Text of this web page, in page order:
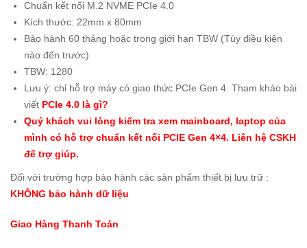
Chuẩn kết nối M.2 NVME PCIe 4.0
Kích thước: 22mm x 80mm
Bảo hành 60 tháng hoặc trong giới hạn TBW (Tùy điều kiện
nào đến trước)
TBW: 1280
Lưu ý: chỉ hỗ trợ máy có giao thức PCIe Gen 4. Tham khảo bài
viết PCIe 4.0 là gì?
Quý khách vui lòng kiểm tra xem mainboard, laptop của
mình có hỗ trợ chuẩn kết nối PCIE Gen 4×4. Liên hệ CSKH
để trợ giúp.
Đối với trường hợp bảo hành các sản phẩm thiết bị lưu trữ :
KHÔNG bảo hành dữ liệu
Giao Hàng Thanh Toán